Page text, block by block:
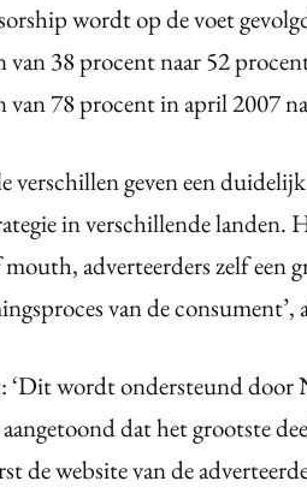
wordt op de voet
van 38 procent naar 52
van 78 procent in april 2007
verschillen geven een
in verschillende landen.
adverteerders zelf een
van de consument’,
wordt ondersteund door
dat het grootste
de website van de